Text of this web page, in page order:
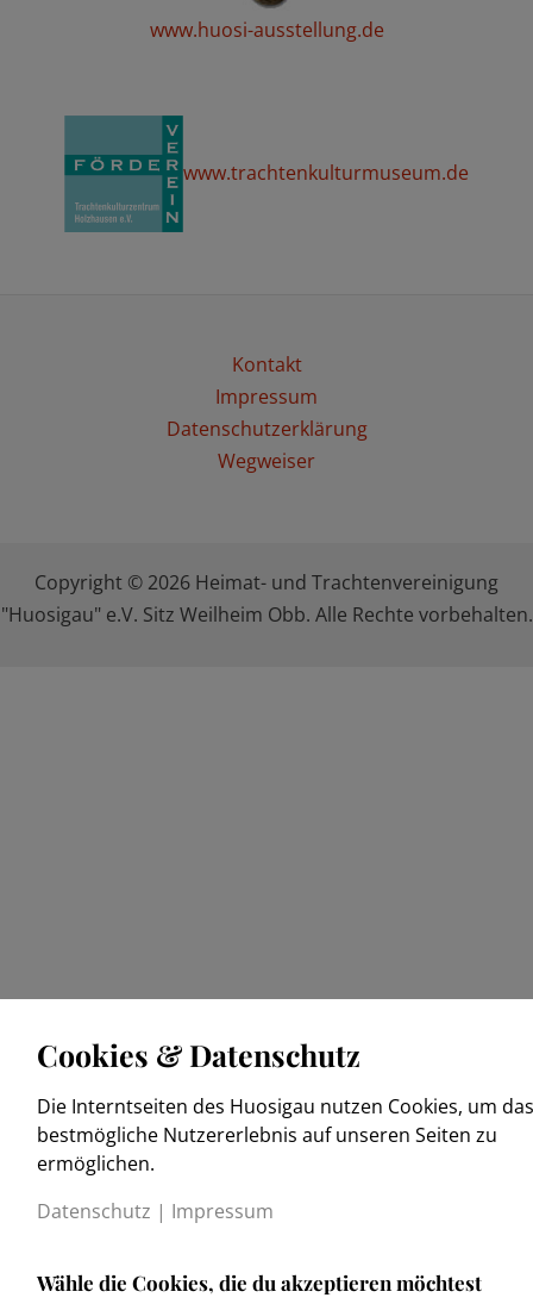
www.huosi-ausstellung.de
www.trachtenkulturmuseum.de
Kontakt
Impressum
Datenschutzerklärung
Wegweiser
Copyright © 2026 Heimat- und Trachtenvereinigung
"Huosigau" e.V. Sitz Weilheim Obb. Alle Rechte vorbehalten.
Cookies & Datenschutz
Die Interntseiten des Huosigau nutzen Cookies, um das
bestmögliche Nutzererlebnis auf unseren Seiten zu
ermöglichen.
Datenschutz | Impressum
Wähle die Cookies, die du akzeptieren möchtest